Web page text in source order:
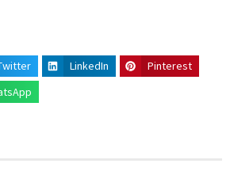
LinkedIn
Pinterest